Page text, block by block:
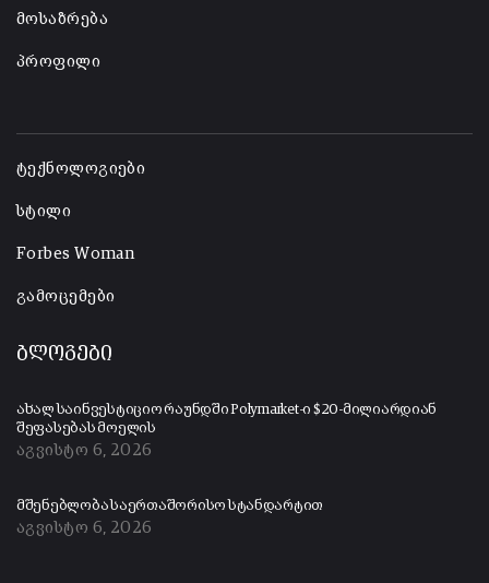
მოსაზრება
პროფილი
ტექნოლოგიები
სტილი
Forbes Woman
გამოცემები
ბლოგები
ახალ საინვესტიციო რაუნდში Polymarket-ი $20-მილიარდიან
შეფასებას მოელის
აგვისტო 6, 2026
მშენებლობა საერთაშორისო სტანდარტით
აგვისტო 6, 2026